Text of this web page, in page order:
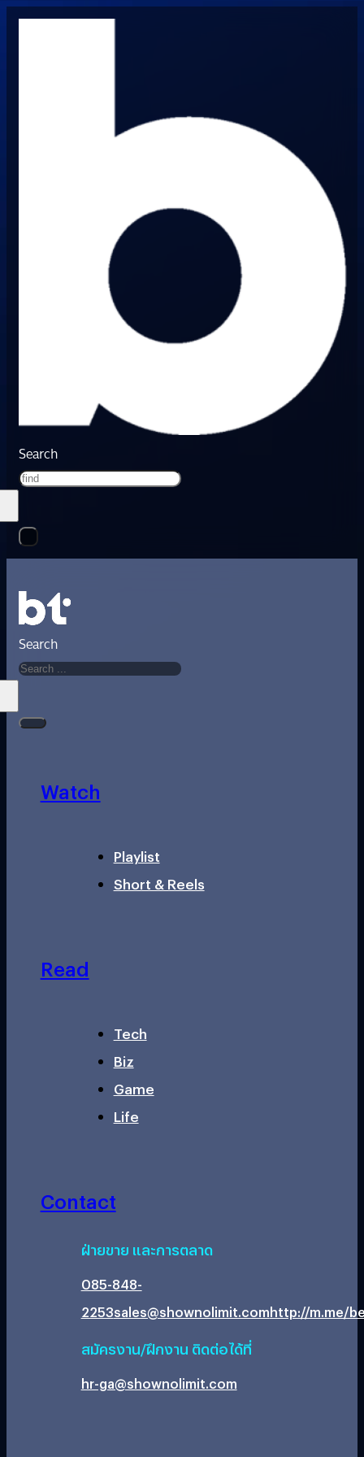
Search
Search
Watch
Playlist
Short & Reels
Read
Tech
Biz
Game
Life
Contact
ฝ่ายขาย และการตลาด
085-848-
2253sales@shownolimit.comhttp://m.me/
สมัครงาน/ฝึกงาน ติดต่อได้ที่
hr-ga@shownolimit.com